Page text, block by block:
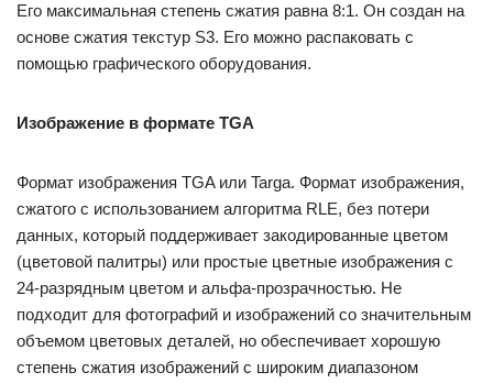
Его максимальная степень сжатия равна 8:1. Он создан на
основе сжатия текстур S3. Его можно распаковать с
помощью графического оборудования.
Изображение в формате TGA
Формат изображения TGA или Targa. Формат изображения,
сжатого с использованием алгоритма RLE, без потери
данных, который поддерживает закодированные цветом
(цветовой палитры) или простые цветные изображения с
24-разрядным цветом и альфа-прозрачностью. Не
подходит для фотографий и изображений со значительным
объемом цветовых деталей, но обеспечивает хорошую
степень сжатия изображений с широким диапазоном